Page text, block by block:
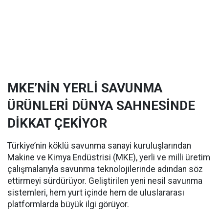
MKE’NİN YERLİ SAVUNMA
ÜRÜNLERİ DÜNYA SAHNESİNDE
DİKKAT ÇEKİYOR
Türkiye’nin köklü savunma sanayi kuruluşlarından
Makine ve Kimya Endüstrisi (MKE), yerli ve milli üretim
çalışmalarıyla savunma teknolojilerinde adından söz
ettirmeyi sürdürüyor. Geliştirilen yeni nesil savunma
sistemleri, hem yurt içinde hem de uluslararası
platformlarda büyük ilgi görüyor.